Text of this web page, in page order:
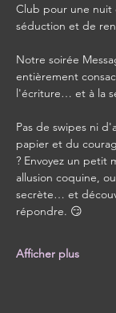
Club pour une
séduction et de
Notre soirée
entièrement
l'écriture… et à la
Pas de swipes ni
papier et du
? Envoyez un petit
allusion coquine,
secrète… et
répondre. 😏
Afficher plus